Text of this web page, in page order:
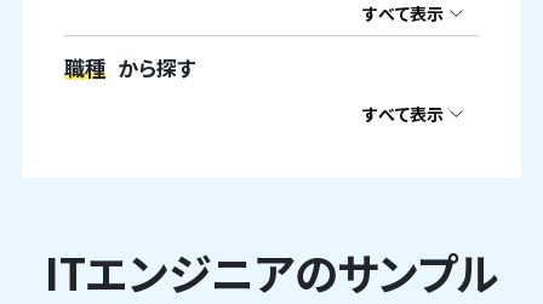
すべて表示
職種 から探す
すべて表示
ITエンジニアのサンプル